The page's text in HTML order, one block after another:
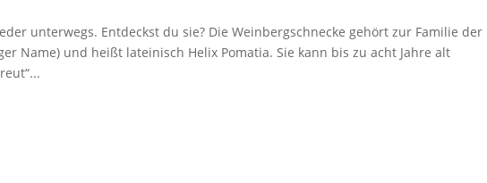
unterwegs. Entdeckst du sie? Die Weinbergschnecke gehört zur Familie der
Name) und heißt lateinisch Helix Pomatia. Sie kann bis zu acht Jahre alt